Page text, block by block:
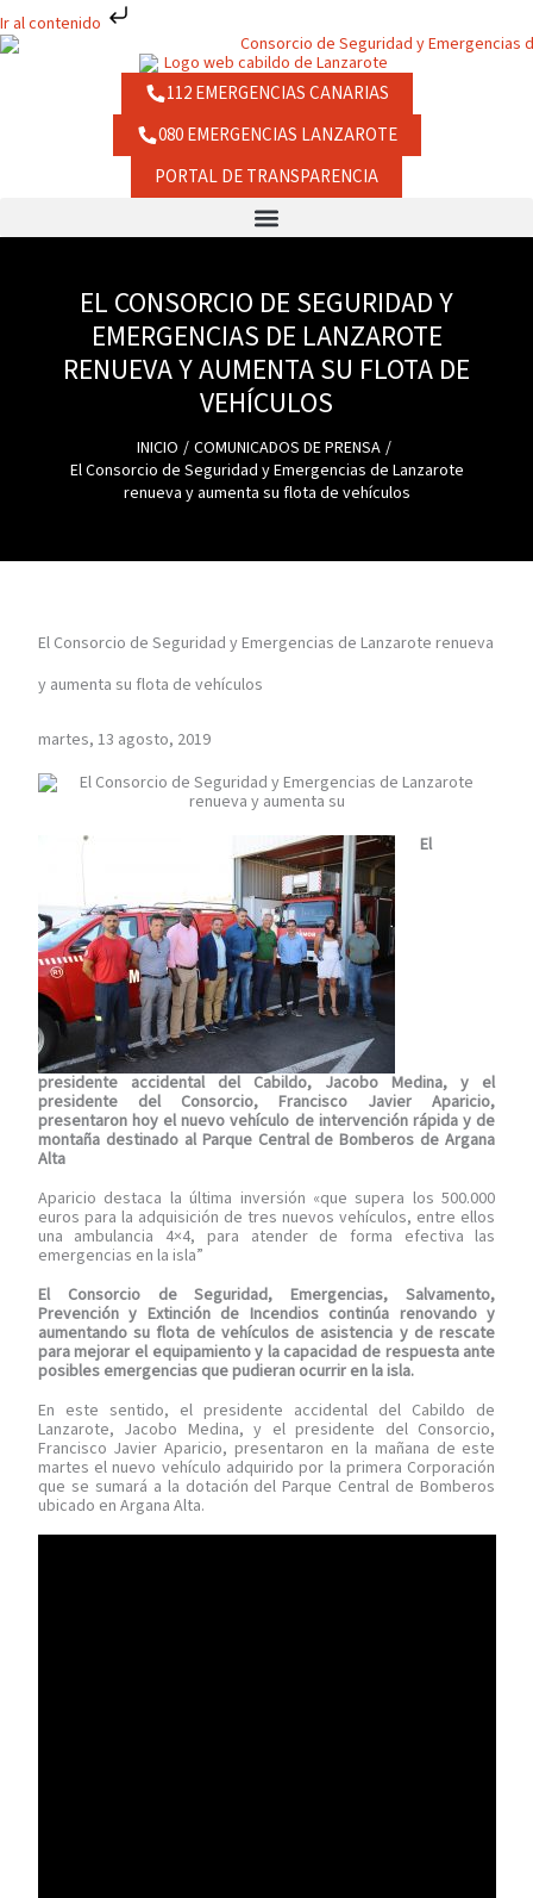
Ir al contenido
al
contenido
112 EMERGENCIAS CANARIAS
080 EMERGENCIAS LANZAROTE
PORTAL DE TRANSPARENCIA
EL CONSORCIO DE SEGURIDAD Y
EMERGENCIAS DE LANZAROTE
RENUEVA Y AUMENTA SU FLOTA DE
VEHÍCULOS
INICIO
COMUNICADOS DE PRENSA
El Consorcio de Seguridad y Emergencias de Lanzarote
renueva y aumenta su flota de vehículos
El Consorcio de Seguridad y Emergencias de Lanzarote renueva
y aumenta su flota de vehículos
martes, 13 agosto, 2019
El
presidente accidental del Cabildo, Jacobo Medina, y el
presidente del Consorcio, Francisco Javier Aparicio,
presentaron hoy el nuevo vehículo de intervención rápida y de
montaña destinado al Parque Central de Bomberos de Argana
Alta
Aparicio destaca la última inversión «que supera los 500.000
euros para la adquisición de tres nuevos vehículos, entre ellos
una ambulancia 4×4, para atender de forma efectiva las
emergencias en la isla”
El Consorcio de Seguridad, Emergencias, Salvamento,
Prevención y Extinción de Incendios continúa renovando y
aumentando su flota de vehículos de asistencia y de rescate
para mejorar el equipamiento y la capacidad de respuesta ante
posibles emergencias que pudieran ocurrir en la isla.
En este sentido, el presidente accidental del Cabildo de
Lanzarote, Jacobo Medina, y el presidente del Consorcio,
Francisco Javier Aparicio, presentaron en la mañana de este
martes el nuevo vehículo adquirido por la primera Corporación
que se sumará a la dotación del Parque Central de Bomberos
ubicado en Argana Alta.